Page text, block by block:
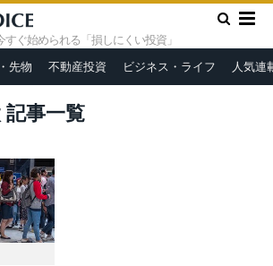
すぐ始められる「損しにくい投資」
先物 不動産投資 ビジネス・ライフ 人気連
記事一覧